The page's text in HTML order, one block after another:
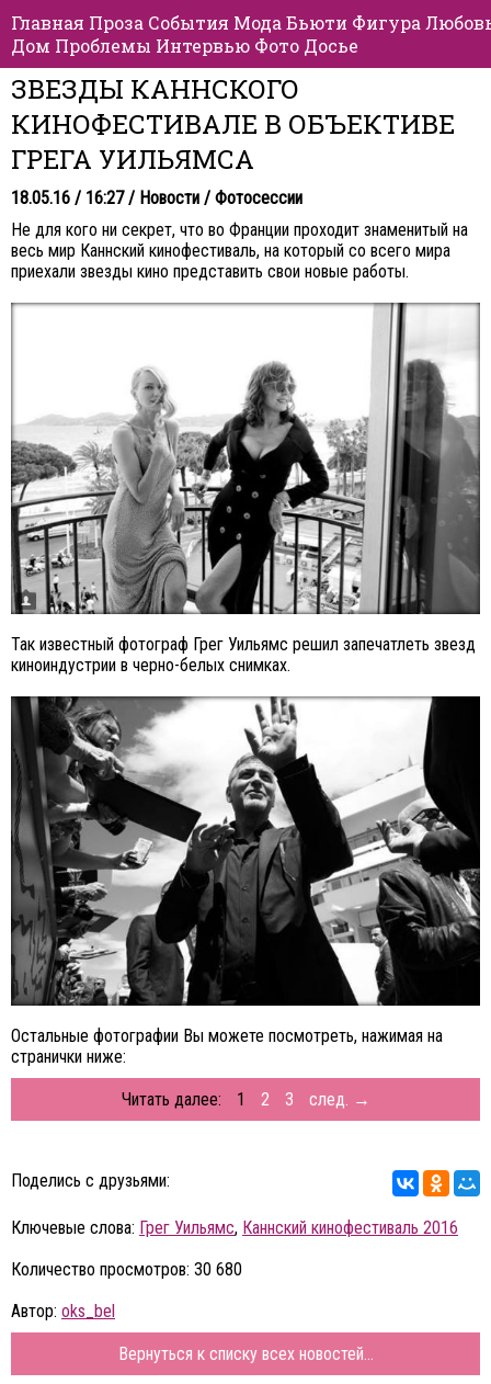
Главная Проза События Мода Бьюти Фигура
Дом Проблемы Интервью Фото Досье
ЗВЕЗДЫ КАННСКОГО
КИНОФЕСТИВАЛЕ В ОБЪЕКТИВЕ
ГРЕГА УИЛЬЯМСА
18.05.16 / 16:27 / Новости / Фотосессии
Не для кого ни секрет, что во Франции проходит знаменитый на
весь мир Каннский кинофестиваль, на который со всего мира
приехали звезды кино представить свои новые работы.
Так известный фотограф Грег Уильямс решил запечатлеть звезд
киноиндустрии в черно-белых снимках.
Остальные фотографии Вы можете посмотреть, нажимая на
странички ниже:
Читать далее: 1 2 3 след. →
Поделись с друзьями:
Ключевые слова: Грег Уильямс, Каннский кинофестиваль 2016
Количество просмотров: 30 680
Автор: oks_bel
Вернуться к списку всех новостей...